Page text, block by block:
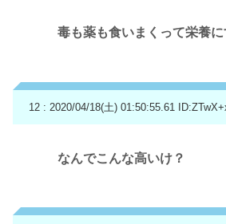
毒も薬も食いまくって栄養
12 : 2020/04/18(土) 01:50:55.61
なんでこんな高いけ？